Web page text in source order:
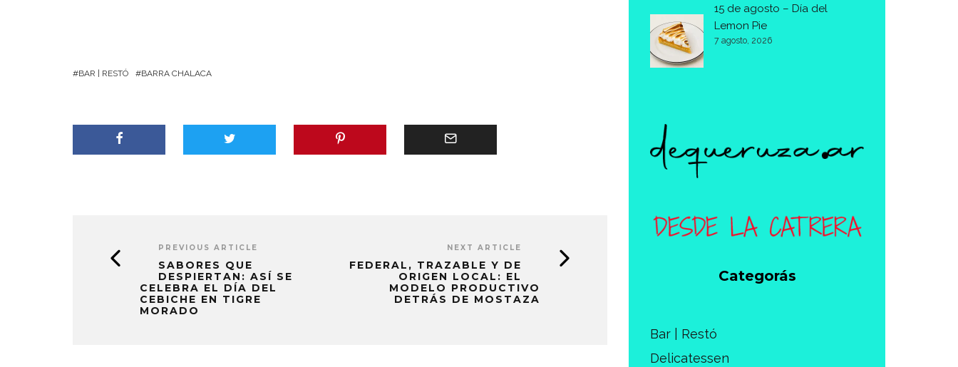
BAR | RESTÓ BARRA CHALACA
PREVIOUS ARTICLE
SABORES QUE
DESPIERTAN: ASÍ SE
CELEBRA EL DÍA DEL
CEBICHE EN TIGRE
MORADO
NEXT ARTICLE
FEDERAL, TRAZABLE Y DE
ORIGEN LOCAL: EL
MODELO PRODUCTIVO
DETRÁS DE MOSTAZA
15 de agosto – Día del
Lemon Pie
7 agosto, 2026
Categorás
Bar | Restó
Delicatessen